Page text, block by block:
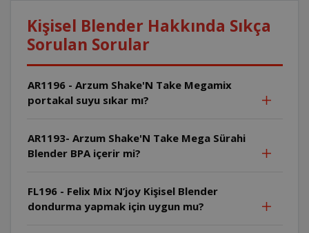
Kişisel Blender Hakkında Sıkça
Sorulan Sorular
AR1196 - Arzum Shake'N Take Megamix
portakal suyu sıkar mı?
AR1193- Arzum Shake'N Take Mega Sürahi
Blender BPA içerir mi?
FL196 - Felix Mix N’joy Kişisel Blender
dondurma yapmak için uygun mu?